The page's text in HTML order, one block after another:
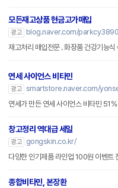
모든재고상품 현금고가매입
광고
blog.naver.com/parkcy3890
재고처리 매입전문 . 화장품 건강기능
연세 사이언스 비타민
광고 smartstore.naver.com/
연세가 만든 연세 사이언스 비타민
창고정리 역대급 세일
광고
gongskin.co.kr/
다양한 인기제품 라인업 100원 이벤트
종합비타민, 본장환